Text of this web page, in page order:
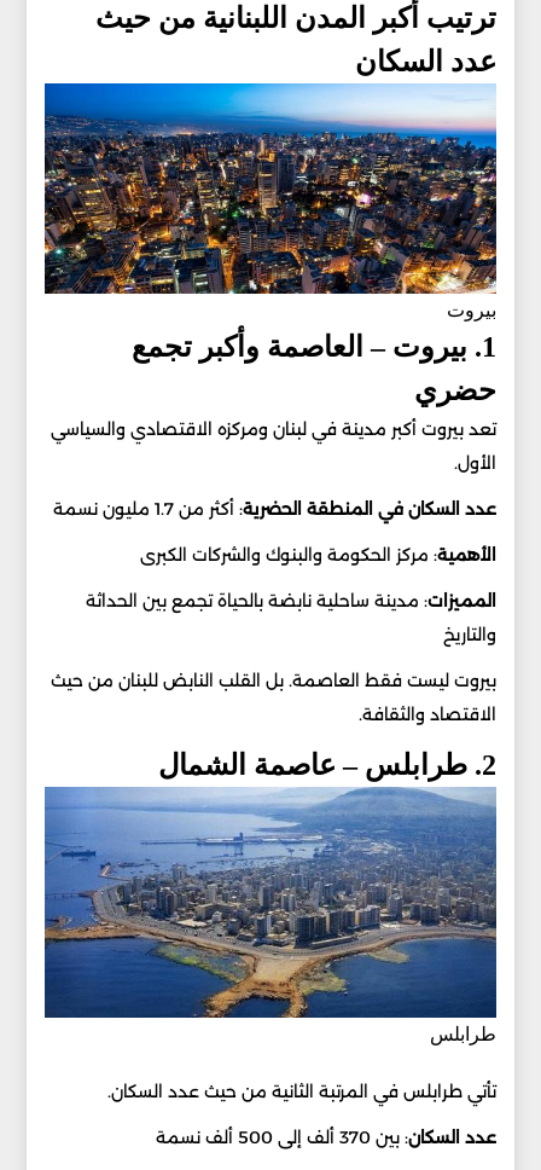
ترتيب أكبر المدن اللبنانية من حيث
عدد السكان
بيروت
1. بيروت – العاصمة وأكبر تجمع
حضري
تعد بيروت أكبر مدينة في لبنان ومركزه الاقتصادي والسياسي
الأول.
عدد السكان في المنطقة الحضرية: أكثر من 1.7 مليون نسمة
الأهمية: مركز الحكومة والبنوك والشركات الكبرى
المميزات: مدينة ساحلية نابضة بالحياة تجمع بين الحداثة
والتاريخ
بيروت ليست فقط العاصمة. بل القلب النابض للبنان من حيث
الاقتصاد والثقافة.
2. طرابلس – عاصمة الشمال
طرابلس
تأتي طرابلس في المرتبة الثانية من حيث عدد السكان.
عدد السكان: بين 370 ألف إلى 500 ألف نسمة